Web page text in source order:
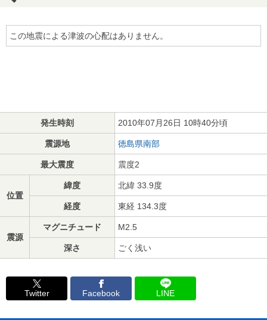
この地震による津波の心配はありません。
発生時刻 2010年07月26日 10時40分頃
震源地 徳島県南部
最大震度 震度2
位置
緯度 北緯 33.9度
経度 東経 134.3度
震源
マグニチュード M2.5
深さ ごく浅い
Twitter Facebook LINE